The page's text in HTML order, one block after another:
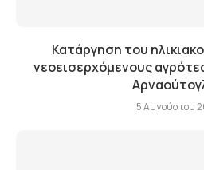
Κατάργηση του
νεοεισερχόμενους
5 Αυγούστου